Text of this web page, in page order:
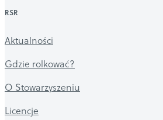
RSR
Aktualności
Gdzie rolkować?
O Stowarzyszeniu
Licencje